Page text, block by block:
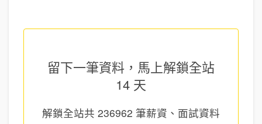
留下一筆資料，馬上解鎖全站
14 天
解鎖全站共 236962 筆薪資、面試資料